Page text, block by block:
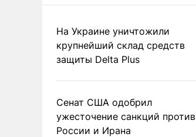
На Украине уничтожили
крупнейший склад средств
защиты Delta Plus
Сенат США одобрил
ужесточение санкций против
России и Ирана